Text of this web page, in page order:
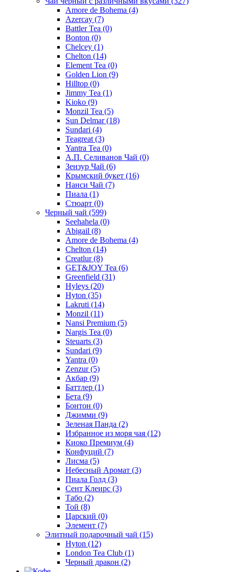
Amore de Bohema (4)
Azercay (7)
Battler Tea (0)
Bonton (0)
Chelcey (1)
Chelton (14)
Element Tea (0)
Golden Lion (9)
Hilltop (0)
Jimmy Tea (1)
Kioko (9)
Monzil Tea (5)
Sun Delmar(18)
Sundari (4)
Teagreat (3)
Yantra Tea (0)
А.П. Селиванов Чай (0)
Зензур Чай (6)
Крымский букет (16)
Нанси Чай (7)
Пиала (1)
Стюарт (0)
Черный чай (599)
Seehahela (0)
Abigail (8)
Amore de Bohema (4)
Chelton (14)
Creatlur(8)
GET&JOY Tea (6)
Greenfield (31)
Hyleys (20)
Hyton (35)
Lakruti (14)
Monzil (11)
Nansi Premium (5)
Nargis Tea (0)
Steuarts (3)
Sundari (9)
Yantra (0)
Zenzur(5)
Акбар (9)
Баттлер (1)
Бета (9)
Бонтон (0)
Джимми (9)
Зеленая Панда (2)
Избранное из моря чая (12)
Киоко Премиум (4)
Конфуций (7)
Лисма (5)
Небесный Аромат (3)
Пиала Голд (3)
Сент Клеирс (3)
Табо (2)
Той (8)
Царский (0)
Элемент (7)
Элитный подарочный чай (15)
Hyton (12)
London Tea Club (1)
Черный дракон (2)